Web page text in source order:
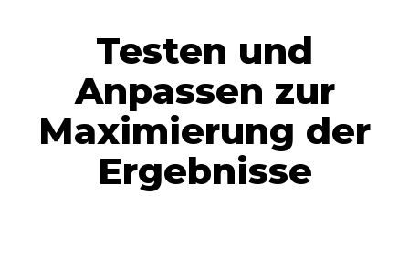
Testen und
Anpassen zur
Maximierung der
Ergebnisse